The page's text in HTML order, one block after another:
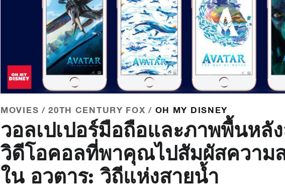
MOVIES / 20TH CENTURY FOX / OH MY DISNEY
วอลเปเปอร์มือถือและภาพพื้นหลั
วิดีโอคอลที่พาคุณไปสัมผัสความ
ใน อวตาร: วิถีแห่งสายน้ำ